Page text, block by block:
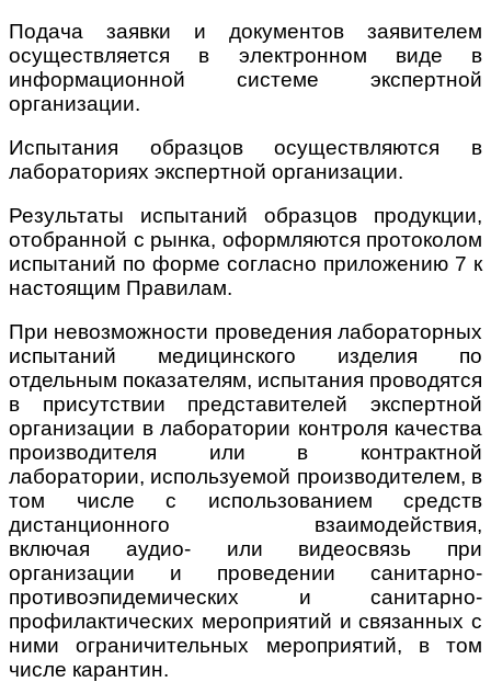
Подача заявки и документов заявителем
осуществляется в электронном виде в
информационной системе экспертной
организации.
Испытания образцов осуществляются в
лабораториях экспертной организации.
Результаты испытаний образцов продукции,
отобранной с рынка, оформляются протоколом
испытаний по форме согласно приложению 7 к
настоящим Правилам.
При невозможности проведения лабораторных
испытаний медицинского изделия по
отдельным показателям, испытания проводятся
в присутствии представителей экспертной
организации в лаборатории контроля качества
производителя или в контрактной
лаборатории, используемой производителем, в
том числе с использованием средств
дистанционного взаимодействия,
включая аудио- или видеосвязь при
организации и проведении санитарно-
противоэпидемических и санитарно-
профилактических мероприятий и связанных с
ними ограничительных мероприятий, в том
числе карантин.